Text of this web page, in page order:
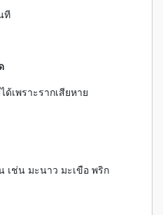
ที
เพราะรากเสียหาย
เช่น มะนาว มะเขือ พริก